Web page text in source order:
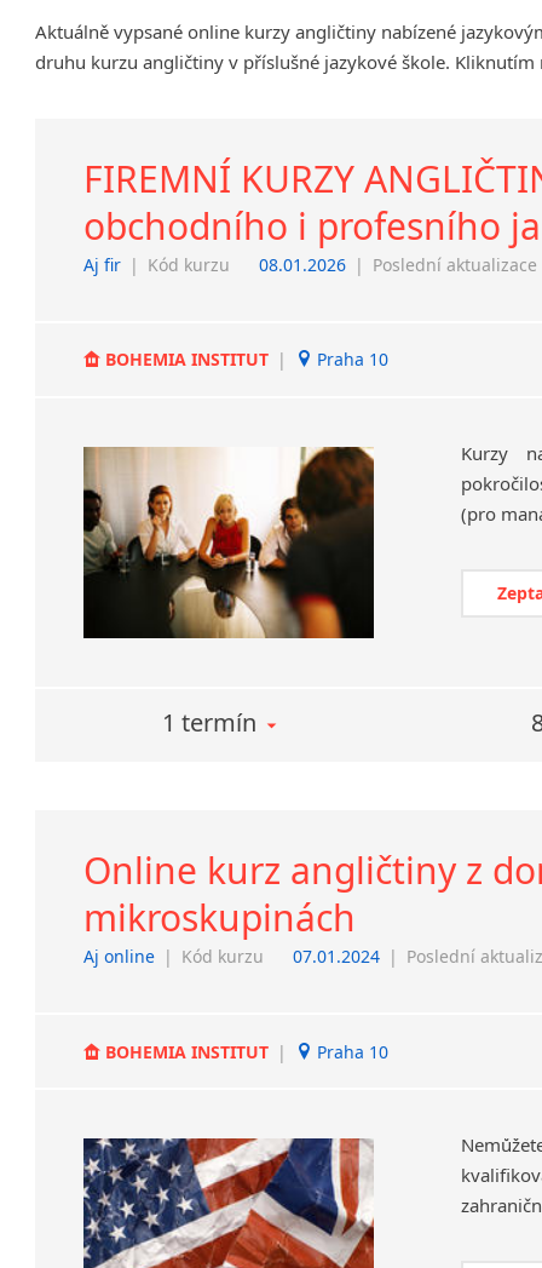
Chrudim
Děčín
Most
Prostějov
Tišnov
Aktuálně vypsané online kurzy angličtiny nabízené
druhu kurzu angličtiny v příslušné jazykové škole.
FIREMNÍ KURZY
obchodního i profesního
Aj fir | Kód kurzu 08.01.2026 | Poslední aktualizace
BOHEMIA INSTITUT | Praha 10
Kurzy
1 termín
Online kurz angličtiny z
mikroskupinách
Aj online | Kód kurzu 07.01.2024 | Poslední
BOHEMIA INSTITUT | Praha 10